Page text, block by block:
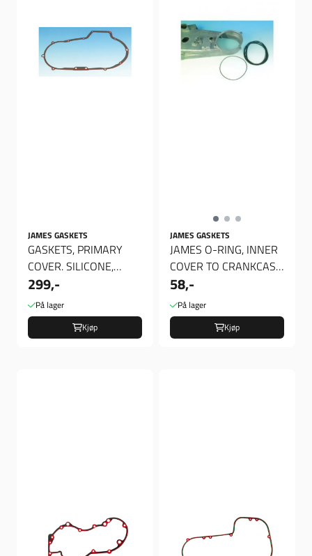
JAMES GASKETS
GASKETS, PRIMARY
COVER. SILICONE,
Primær
299,-
På lager
Kjøp
JAMES GASKETS
JAMES O-RING, INNER
COVER TO CRANKCASE,
Pakning
58,-
På lager
Kjøp